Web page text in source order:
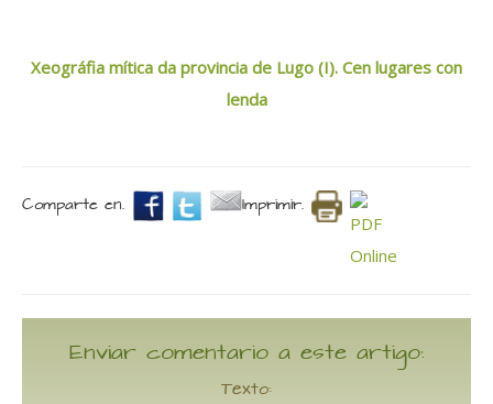
Xeográfia mítica da provincia de Lugo (I). Cen lugares con
lenda
Comparte en. Imprimir.
Enviar comentario a este artigo:
Texto: